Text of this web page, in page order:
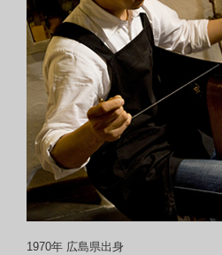
1970年 広島県出身